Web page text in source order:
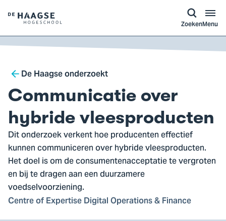
Logo
van
De
Hogeschool,
ga
naar
de
homepagina
ZoekenMenu
Breadcrumb
De Haagse onderzoekt
Communicatie over
hybride vleesproducten
Dit onderzoek verkent hoe producenten effectief
kunnen communiceren over hybride vleesproducten.
Het doel is om de consumentenacceptatie te vergroten
en bij te dragen aan een duurzamere
voedselvoorziening.
Centre of Expertise Digital Operations & Finance